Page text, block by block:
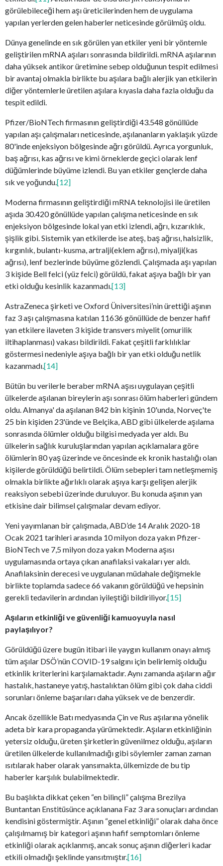
görülebileceği hem aşı üreticilerinden hem de uygulama
yapılan yerlerden gelen haberler neticesinde görülmüş oldu.
Dünya genelinde en sık görülen yan etkiler yeni bir yöntemle
geliştirilen mRNA aşıları sonrasında bildirildi. mRNA aşılarının
daha yüksek antikor üretimine sebep olduğunun tespit edilmesi
bir avantaj olmakla birlikte bu aşılara bağlı alerjik yan etkilerin
diğer yöntemlerle üretilen aşılara kıyasla daha fazla olduğu da
tespit edildi.
Pfizer/BioNTech firmasının geliştirdiği 43.548 gönüllüde
yapılan aşı çalışmaları neticesinde, aşılananların yaklaşık yüzde
80'inde enjeksiyon bölgesinde ağrı görüldü. Ayrıca yorgunluk,
baş ağrısı, kas ağrısı ve kimi örneklerde geçici olarak lenf
düğümlerinde büyüme izlendi. Bu yan etkiler gençlerde daha
sık ve yoğundu.[12]
Moderna firmasının geliştirdiği mRNA teknolojisi ile üretilen
aşıda 30.420 gönüllüde yapılan çalışma neticesinde en sık
enjeksiyon bölgesinde lokal yan etki izlendi, ağrı, kızarıklık,
şişlik gibi. Sistemik yan etkilerde ise ateş, baş ağrısı, halsizlik,
kırgınlık, bulantı-kusma, artralji(eklem ağrısı), miyalji(kas
ağrısı), lenf bezlerinde büyüme gözlendi. Çalışmada aşı yapılan
3 kişide Bell felci (yüz felci) görüldü, fakat aşıya bağlı bir yan
etki olduğu kesinlik kazanmadı.[13]
AstraZeneca şirketi ve Oxford Üniversitesi’nin ürettiği aşının
faz 3 aşı çalışmasına katılan 11636 gönüllüde de benzer hafif
yan etkilere ilaveten 3 kişide transvers miyelit (omurilik
iltihaplanması) vakası bildirildi. Fakat çeşitli farklılıklar
göstermesi nedeniyle aşıya bağlı bir yan etki olduğu netlik
kazanmadı.[14]
Bütün bu verilerle beraber mRNA aşısı uygulayan çeşitli
ülkelerde aşılanan bireylerin aşı sonrası ölüm haberleri gündem
oldu. Almanya' da aşılanan 842 bin kişinin 10'unda, Norveç'te
25 bin kişiden 23'ünde ve Belçika, ABD gibi ülkelerde aşılama
sonrasında ölümler olduğu bilgisi medyada yer aldı. Bu
ülkelerin sağlık kuruluşlarından yapılan açıklamalara göre
ölümlerin 80 yaş üzerinde ve öncesinde ek kronik hastalığı olan
kişilerde görüldüğü belirtildi. Ölüm sebepleri tam netleşmemiş
olmakla birlikte ağırlıklı olarak aşıya karşı gelişen alerjik
reaksiyon sebebi üzerinde duruluyor. Bu konuda aşının yan
etkisine dair bilimsel çalışmalar devam ediyor.
Yeni yayımlanan bir çalışmada, ABD’de 14 Aralık 2020-18
Ocak 2021 tarihleri arasında 10 milyon doza yakın Pfizer-
BioNTech ve 7,5 milyon doza yakın Moderna aşısı
uygulamasında ortaya çıkan anafilaksi vakaları yer aldı.
Anafilaksinin derecesi ve uygulanan müdahale değişmekle
birlikte toplamda sadece 66 vakanın görüldüğü ve hepsinin
gerekli tedavilerin ardından iyileştiği bildiriliyor.[15]
Aşıların etkinliği ve güvenliği kamuoyuyla nasıl
paylaşılıyor?
Görüldüğü üzere bugün itibari ile yaygın kullanım onayı almış
tüm aşılar DSÖ’nün COVID-19 salgını için belirlemiş olduğu
etkinlik kriterlerini karşılamaktadır. Aynı zamanda aşıların ağır
hastalık, hastaneye yatış, hastalıktan ölüm gibi çok daha ciddi
sorunları önleme başarıları daha yüksek ve de benzerdir.
Ancak özellikle Batı medyasında Çin ve Rus aşılarına yönelik
adeta bir kara propaganda yürümektedir. Aşıların etkinliğinin
yetersiz olduğu, üreten şirketlerin güvenilmez olduğu, aşıların
üretilen ülkelerde kullanılmadığı gibi söylemler zaman zaman
ısıtılarak haber olarak yansımakta, ülkemizde de bu tip
haberler karşılık bulabilmektedir.
Bu başlıkta dikkat çeken “en bilinçli” çalışma Brezilya
Buntantan Enstitüsünce açıklanana Faz 3 ara sonuçları ardından
kendisini göstermiştir. Aşının “genel etkinliği” olarak daha önce
çalışılmamış bir kategori aşının hafif semptomları önleme
etkinliği olarak açıklanmış, ancak sonuç aşının diğerleri kadar
etkili olmadığı şeklinde yansıtmıştır.[16]